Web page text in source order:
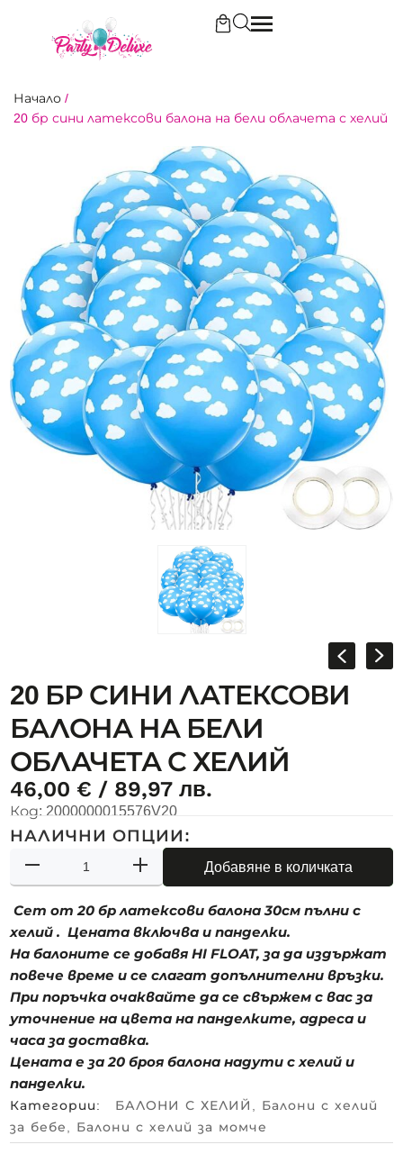
Начало /
20 бр сини латексови балона на бели облачета с хелий
20 БР СИНИ ЛАТЕКСОВИ
БАЛОНА НА БЕЛИ
ОБЛАЧЕТА С ХЕЛИЙ
46,00 € / 89,97 лв.
Код: 2000000015576V20
НАЛИЧНИ ОПЦИИ:
Добавяне в количката
Сет от 20 бр латексови балона 30см пълни с
хелий . Цената включва и панделки.
На балоните се добавя HI FLOAT, за да издържат
повече време и се слагат допълнителни връзки.
При поръчка очаквайте да се свържем с вас за
уточнение на цвета на панделките, адреса и
часа за доставка.
Цената е за 20 броя балона надути с хелий и
панделки.
Категории: БАЛОНИ С ХЕЛИЙ
Балони с хелий
за бебе
Балони с хелий за момче